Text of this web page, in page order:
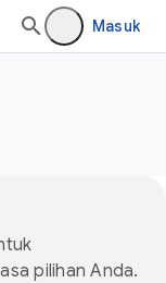
Masuk
pilihan Anda.